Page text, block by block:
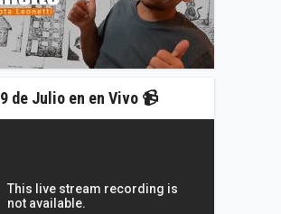
9 de Julio en en Vivo 📹